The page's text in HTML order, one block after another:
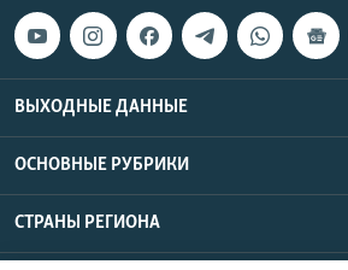
ВЫХОДНЫЕ ДАННЫЕ
ОСНОВНЫЕ РУБРИКИ
СТРАНЫ РЕГИОНА